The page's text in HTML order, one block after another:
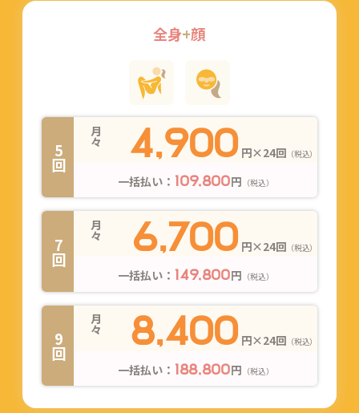
全身+顔
5回
月々 4,900 円×24回 （税込）
一括払い： 109,800円 （税込）
7回
月々 6,700 円×24回 （税込）
一括払い： 149,800円 （税込）
9回
月々 8,400 円×24回 （税込）
一括払い： 188,800円 （税込）